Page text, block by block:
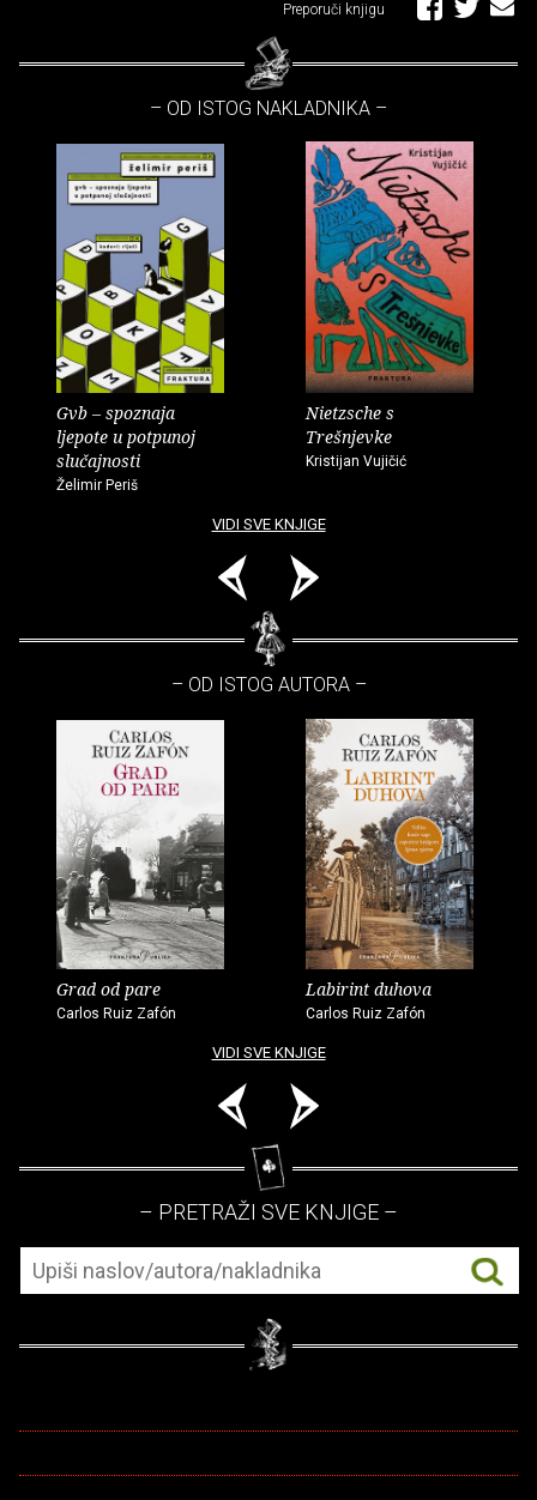
Preporuči knjigu
– OD ISTOG NAKLADNIKA –
Gvb – spoznaja
ljepote u potpunoj
slučajnosti
Želimir Periš
Nietzsche s
Trešnjevke
Kristijan Vujičić
VIDI SVE KNJIGE
– OD ISTOG AUTORA –
Grad od pare
Carlos Ruiz Zafón
Labirint duhova
Carlos Ruiz Zafón
VIDI SVE KNJIGE
– PRETRAŽI SVE KNJIGE –